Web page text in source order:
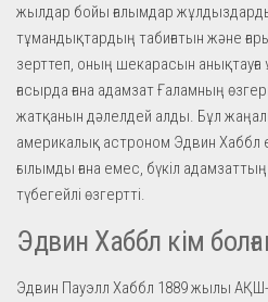
жылдар бойы ғалымдар
тұмандықтардың табиғатын және
зерттеп, оның шекарасын
ғасырда ғана адамзат Ғаламның
жатқанын дәлелдей алды. Бұл
америкалық астроном Эдвин Хаббл
ғылымды ғана емес, бүкіл адамзаттың
түбегейлі өзгертті.
Эдвин Хаббл кім
Эдвин Пауэлл Хаббл 1889 жылы